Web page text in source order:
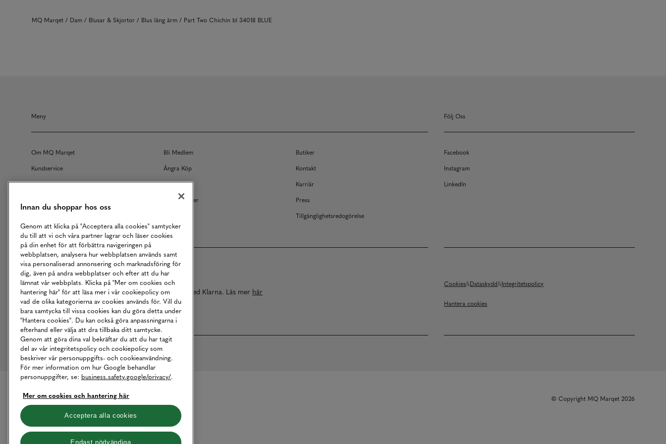
MQ Marqet Dam Blusar & Skjortor Blus lång ärm Part Two Chichin bl 34018 BLUE
Meny
Om MQ Marqet Bli Medlem
Butiker
Kundservice
Ångra Köp
Kontakt
Returer
Köpvillkor
Karriär
Våra Tjänster
Press
Tillgänglighetsredogörelse
Följ Oss
Facebook
Instagram
LinkedIn
Betalningar online sköts i samarbete med Klarna. Läs mer här
Cookies Dataskydd Integritetspolicy
Hantera cookies
© Copyright MQ Marqet 2026
Innan du shoppar hos oss
Genom att klicka på "Acceptera alla cookies" samtycker
du till att vi och våra partner lagrar och läser cookies
på din enhet för att förbättra navigeringen på
webbplatsen, analysera hur webbplatsen används samt
visa personaliserad annonsering och marknadsföring för
dig, även på andra webbplatser och efter att du har
lämnat vår webbplats. Klicka på "Mer om cookies och
hantering här" för att läsa mer i vår cookiepolicy om
vad de olika kategorierna av cookies används för. Vill du
bara samtycka till vissa cookies kan du göra detta under
"Hantera cookies". Du kan också göra anpassningarna i
efterhand eller välja att dra tillbaka ditt samtycke.
Genom att göra dina val bekräftar du att du har tagit
del av vår integritetspolicy och cookiepolicy som
beskriver vår personuppgifts- och cookieanvändning.
För mer information om hur Google behandlar
personuppgifter, se: business.safety.google/privacy/.
Mer om cookies och hantering här
Acceptera alla cookies
Endast nödvändiga